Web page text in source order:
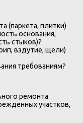
(паркета, плитки)
основания,
стыков)?
вздутие, щели)
требованиям?
ремонта
участков,